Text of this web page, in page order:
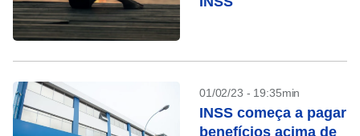
01/02/23 - 19:35min
INSS começa a pagar
benefícios acima de